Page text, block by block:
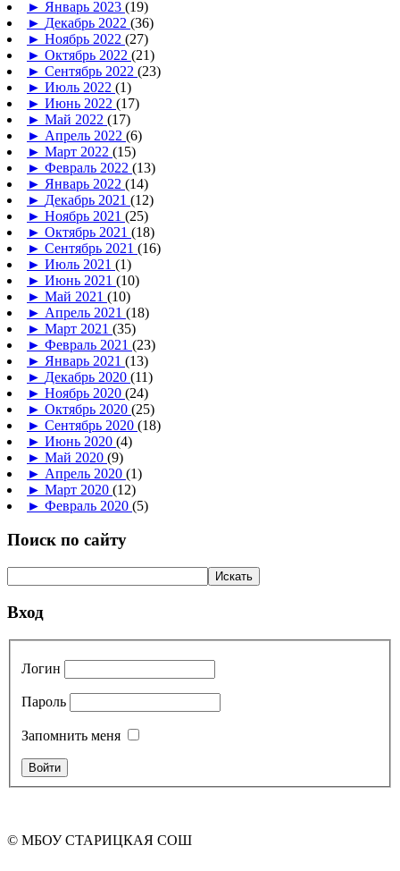
► Январь 2023 (19)
► Декабрь 2022 (36)
► Ноябрь 2022 (27)
► Октябрь 2022 (21)
► Сентябрь 2022 (23)
► Июль 2022 (1)
► Июнь 2022 (17)
► Май 2022 (17)
► Апрель 2022 (6)
► Март 2022 (15)
► Февраль 2022 (13)
► Январь 2022 (14)
► Декабрь 2021 (12)
► Ноябрь 2021 (25)
► Октябрь 2021 (18)
► Сентябрь 2021 (16)
► Июль 2021 (1)
► Июнь 2021 (10)
► Май 2021 (10)
► Апрель 2021 (18)
► Март 2021 (35)
► Февраль 2021 (23)
► Январь 2021 (13)
► Декабрь 2020 (11)
► Ноябрь 2020 (24)
► Октябрь 2020 (25)
► Сентябрь 2020 (18)
► Июнь 2020 (4)
► Май 2020 (9)
► Апрель 2020 (1)
► Март 2020 (12)
► Февраль 2020 (5)
Поиск по сайту
Вход
Логин
Пароль
Запомнить меня
© МБОУ СТАРИЦКАЯ СОШ